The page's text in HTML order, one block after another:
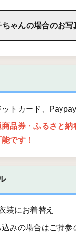
ちゃんの場合のお写
トカード、Paypay
品券・ふるさと納
です！
にお着替え
みの場合はご持参